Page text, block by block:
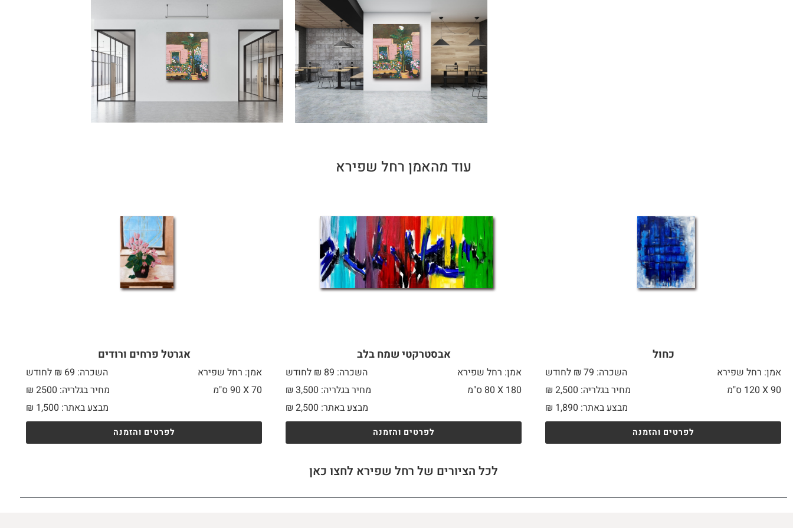
עוד מהאמן רחל שפירא
כחול
אמן: רחל שפירא
השכרה: 79 ₪ לחודש
90 X
מחיר בגלריה: 2,500 ₪
מבצע באתר:
₪ 1,890
לפרטים והזמנה
אבסטרקטי שמח בלב
אמן: רחל שפירא
השכרה: 89 ₪ לחודש
180 X
מחיר בגלריה: 3,500 ₪
מבצע באתר:
₪ 2,500
לפרטים והזמנה
אגרטל פרחים ורודים
אמן: רחל שפירא
השכרה: 69 ₪ לחודש
70 X
מחיר בגלריה: 2500 ₪
מבצע באתר:
₪ 1,500
לפרטים והזמנה
לכל הציורים של רחל שפירא לחצו כאן